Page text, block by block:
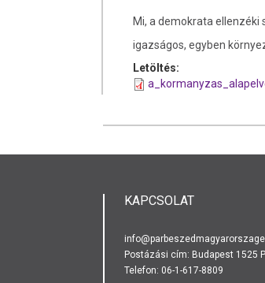
Mi, a demokrata ellenzéki
igazságos, egyben
Letöltés:
KAPCSOLAT
Postázási cím: Budapest 1525
Telefon: 06-1-617-8809